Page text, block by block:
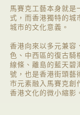
馬賽克工藝本身就是
式，而香港獨特的城
城市的文化意義。
香港向來以多元兼容
色、中西區的復古騎
線條、離島的藍天碧
號，也是香港街頭藝
市元素融入馬賽克創
香港文化的微小縮影